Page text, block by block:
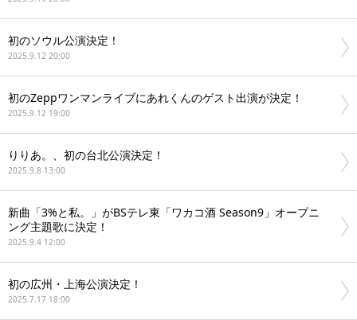
初のソウル公演決定！
2025.9.12 20:00
初のZeppワンマンライブにあれくんのゲスト出演が決定！
2025.9.12 19:00
りりあ。、初の台北公演決定！
2025.9.8 13:00
新曲「3%と私。」がBSテレ東「ワカコ酒 Season9」オープニ
ング主題歌に決定！
2025.9.4 12:00
初の広州・上海公演決定！
2025.7.17 18:00